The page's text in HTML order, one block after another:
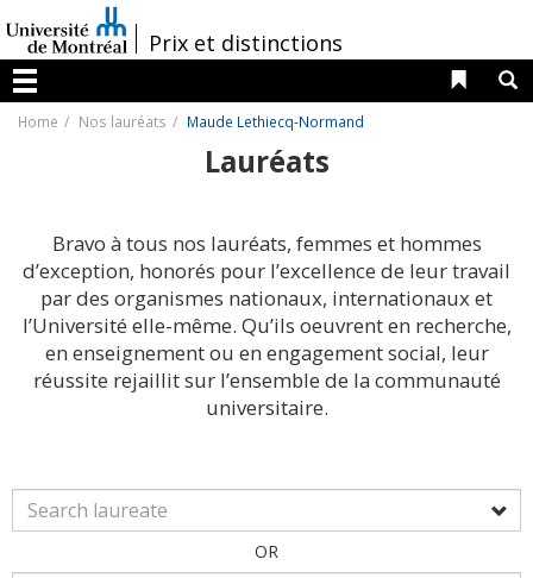
au
contenu
/Prix et distinctions
Menu
Liens
Home Nos lauréats Maude Lethiecq-Normand
Lauréats
Bravo à tous nos lauréats, femmes et hommes
d’exception, honorés pour l’excellence de leur travail
par des organismes nationaux, internationaux et
l’Université elle-même. Qu’ils oeuvrent en recherche,
en enseignement ou en engagement social, leur
réussite rejaillit sur l’ensemble de la communauté
universitaire.
OR